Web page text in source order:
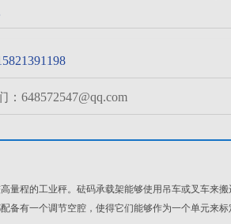
：648572547@qq.com
程的工业秤。砝码承载架能够使用吊车或叉车来
备有一个调节空腔，使得它们能够作为一个单元来标